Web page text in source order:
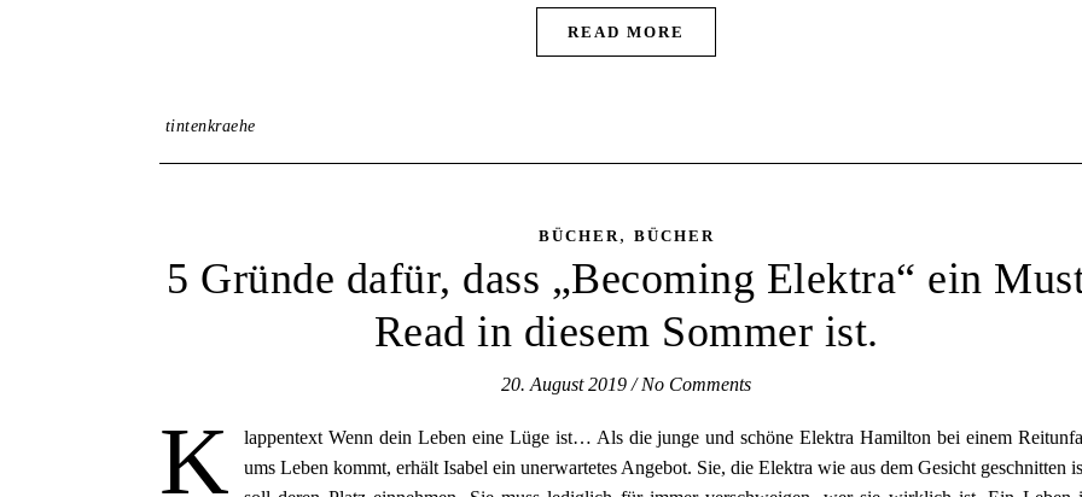
READ MORE
tintenkraehe
BÜCHER, BÜCHER
5 Gründe dafür, dass „Becoming Elektra“ ein
Read in diesem Sommer ist.
20. August 2019 / No Comments
K
lappentext Wenn dein Leben eine Lüge ist… Als die junge und schöne Elektra Hamilton bei einem
ums Leben kommt, erhält Isabel ein unerwartetes Angebot. Sie, die Elektra wie aus dem Gesicht geschnitten